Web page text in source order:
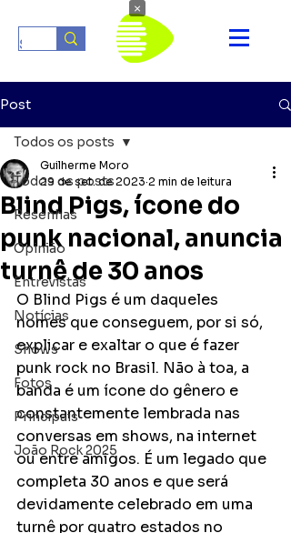
Post
Todos os posts
Resenhas
Opinião
Entrevistas
Notícias
Shows
Fotos
Principais
João Rock 2025
Todos os posts
Blind Pigs, ícone do
punk nacional, anuncia
turnê de 30 anos
Guilherme Moro
29 de set. de 2023 2 min de leitura
O Blind Pigs é um daqueles
nomes que conseguem, por si só,
explicar e exaltar o que é fazer
punk rock no Brasil. Não à toa, a
banda é um ícone do gênero e
constantemente lembrada nas
conversas em shows, na internet
ou entre amigos. É um legado que
completa 30 anos e que será
devidamente celebrado em uma
turnê por quatro estados no
×